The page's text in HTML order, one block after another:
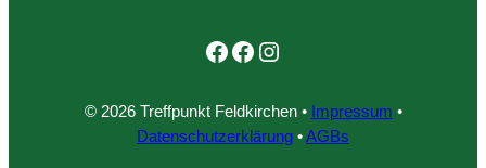
Facebook
Facebook
Instagram
© 2026 Treffpunkt Feldkirchen • Impressum •
Datenschutzerklärung •AGBs